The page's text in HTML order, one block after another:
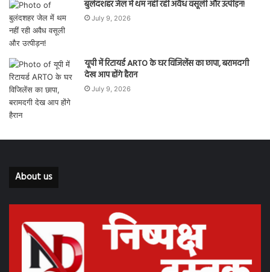
बुलंदशहर जेल में थम नहीं रही अवैध वसूली और उत्पीड़न!
July 9, 2026
यूपी में रिटायर्ड ARTO के घर विजिलेंस का छापा, बरामदगी
देख आप होंगे हैरान
July 9, 2026
About us